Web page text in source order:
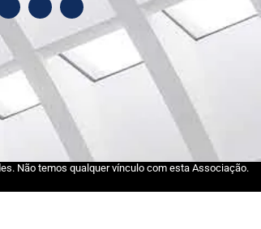
Não temos qualquer vínculo com esta Associação.